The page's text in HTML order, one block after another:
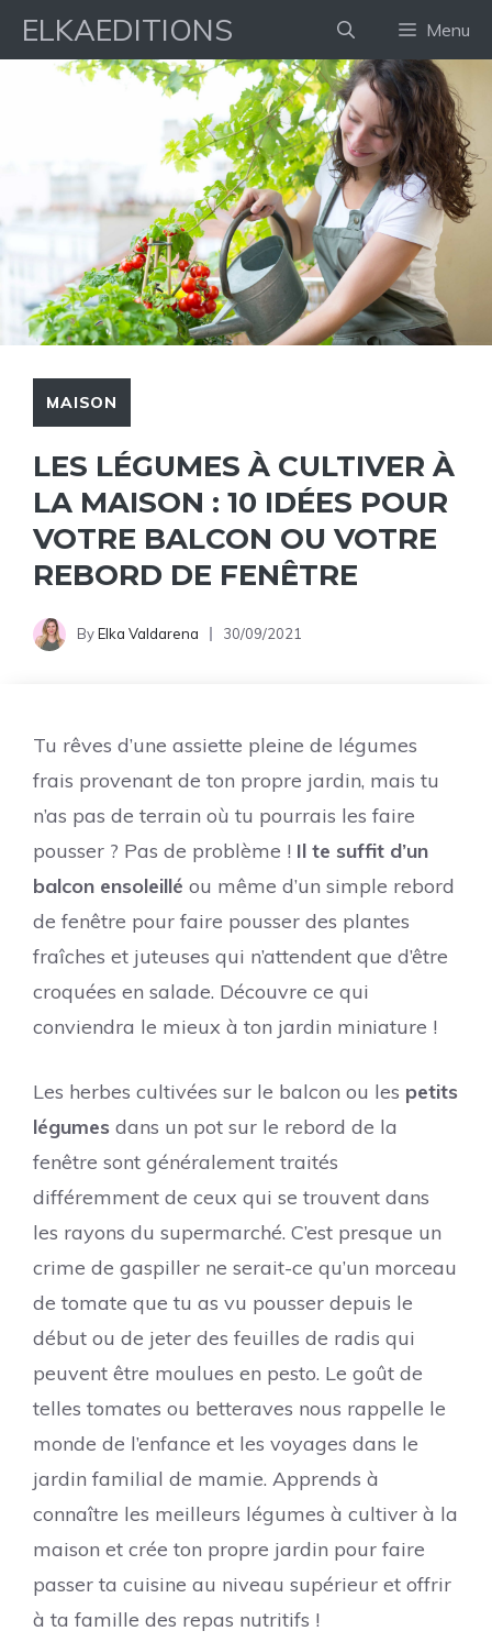
AllerELKAEDITIONS Menu
MAISON
LES LÉGUMES À CULTIVER À
LA MAISON : 10 IDÉES POUR
VOTRE BALCON OU VOTRE
REBORD DE FENÊTRE
ByElka Valdarena 30/09/2021
Tu rêves d’une assiette pleine de légumes
frais provenant de ton propre jardin, mais tu
n’as pas de terrain où tu pourrais les faire
pousser ? Pas de problème ! Il te suffit d’un
balcon ensoleillé ou même d’un simple rebord
de fenêtre pour faire pousser des plantes
fraîches et juteuses qui n’attendent que d’être
croquées en salade. Découvre ce qui
conviendra le mieux à ton jardin miniature !
Les herbes cultivées sur le balcon ou les petits
légumes dans un pot sur le rebord de la
fenêtre sont généralement traités
différemment de ceux qui se trouvent dans
les rayons du supermarché. C’est presque un
crime de gaspiller ne serait-ce qu’un morceau
de tomate que tu as vu pousser depuis le
début ou de jeter des feuilles de radis qui
peuvent être moulues en pesto. Le goût de
telles tomates ou betteraves nous rappelle le
monde de l’enfance et les voyages dans le
jardin familial de mamie. Apprends à
connaître les meilleurs légumes à cultiver à la
maison et crée ton propre jardin pour faire
passer ta cuisine au niveau supérieur et offrir
à ta famille des repas nutritifs !